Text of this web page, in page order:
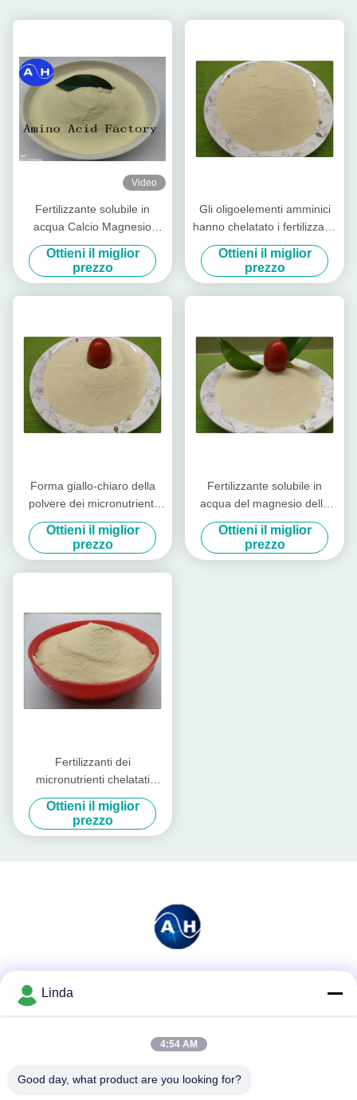
Video
Fertilizzante solubile in
acqua Calcio Magnesio
Zinco Boro Molibdeno Per
Peperoni Colorati
Ottieni il miglior
prezzo
Gli oligoelementi amminici
hanno chelatato i fertilizzanti
dei micronutrienti,
fertilizzante fogliare organico
Ottieni il miglior
prezzo
Forma giallo-chiaro della
polvere dei micronutrienti
chelatata aminoacido del
magnesio dello zinco del
boro
Ottieni il miglior
prezzo
Fertilizzante solubile in
acqua del magnesio dello
zinco del fertilizzante del
boro chelatato aminoacido
Ottieni il miglior
prezzo
Fertilizzanti dei
micronutrienti chelatati
aminoacido eccellente del
potassio con le proteine
idrolizzate
Ottieni il miglior
prezzo
Linda
4:54 AM
Good day, what product are you looking for?